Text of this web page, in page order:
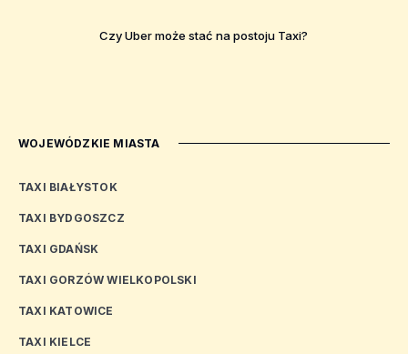
Czy Uber może stać na postoju Taxi?
WOJEWÓDZKIE MIASTA
TAXI BIAŁYSTOK
TAXI BYDGOSZCZ
TAXI GDAŃSK
TAXI GORZÓW WIELKOPOLSKI
TAXI KATOWICE
TAXI KIELCE